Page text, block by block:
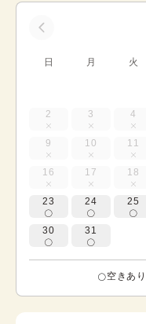
日 月 火
2 3 4
9 10 11
16 17 18
23 24 25
30 31
空きあり